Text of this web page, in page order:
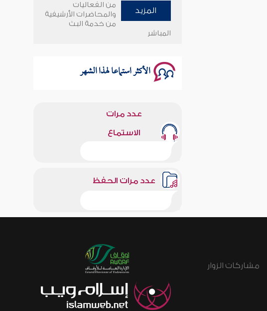
وأمنهم من خوف 9
المزيد
من الفعاليات
والمحاضرات الأرشيفية
من خدمة البث
المباشر
الأكثر استماعا لهذا الشهر
عدد مرات
الاستماع
عدد مرات الحفظ
مشاركات الزوار